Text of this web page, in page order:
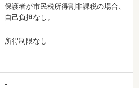
保護者が市民税所得割非課税の場合、
自己負担なし。
所得制限なし
-